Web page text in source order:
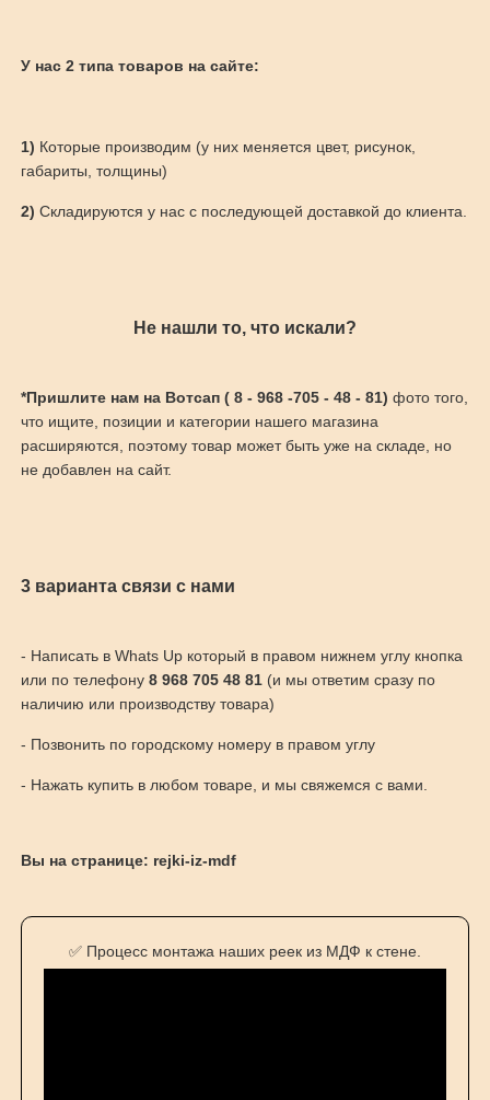
У нас 2 типа товаров на сайте:
1) Которые производим (у них меняется цвет, рисунок,
габариты, толщины)
2) Складируются у нас с последующей доставкой до клиента.
Не нашли то, что искали?
*Пришлите нам на Вотсап ( 8 - 968 -705 - 48 - 81) фото того,
что ищите, позиции и категории нашего магазина
расширяются, поэтому товар может быть уже на складе, но
не добавлен на сайт.
3 варианта связи с нами
- Написать в Whats Up который в правом нижнем углу кнопка
или по телефону 8 968 705 48 81(и мы ответим сразу по
наличию или производству товара)
- Позвонить по городскому номеру в правом углу
- Нажать купить в любом товаре, и мы свяжемся с вами.
Вы на странице: rejki-iz-mdf
✅ Процесс монтажа наших реек из МДФ к стене.